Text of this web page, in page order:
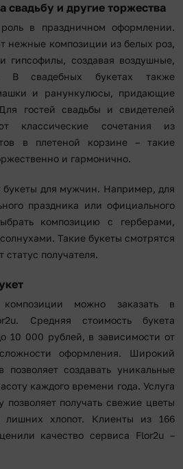
свадьбу и другие торжества
в праздничном оформлении.
нежные композиции из белых роз,
гипсофилы, создавая воздушные,
В свадебных букетах также
и ранункулюсы, придающие
гостей свадьбы и свидетелей
классические сочетания из
в плетеной корзине – такие
и гармонично.
букеты для мужчин. Например, для
праздника или официального
композицию с герберами,
Такие букеты смотрятся
получателя.
можно заказать в
Средняя стоимость букета
10 000 рублей, в зависимости от
оформления. Широкий
позволяет создавать уникальные
каждого времени года. Услуга
позволяет получать свежие цветы
хлопот. Клиенты из 166
качество сервиса Flor2u –